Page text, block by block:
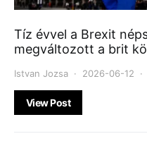
Tíz évvel a Brexit
megváltozott a brit
Istvan Jozsa 2026-06-12
View Post